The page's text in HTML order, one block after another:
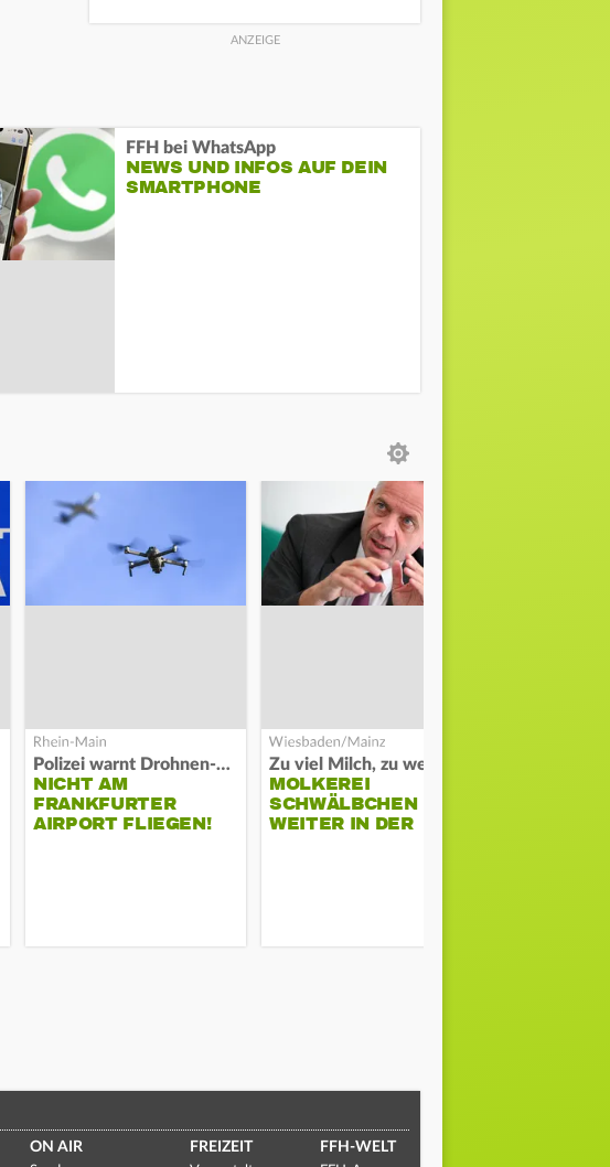
FFH bei WhatsApp
NEWS UND INFOS AUF DEIN
SMARTPHONE
Polizei warnt Drohnen-Besitzer
NICHT AM
FRANKFURTER
AIRPORT FLIEGEN!
MOLKEREI
SCHWÄLBCHEN
WEITER IN DER
ON AIR FREIZEIT FFH-WELT